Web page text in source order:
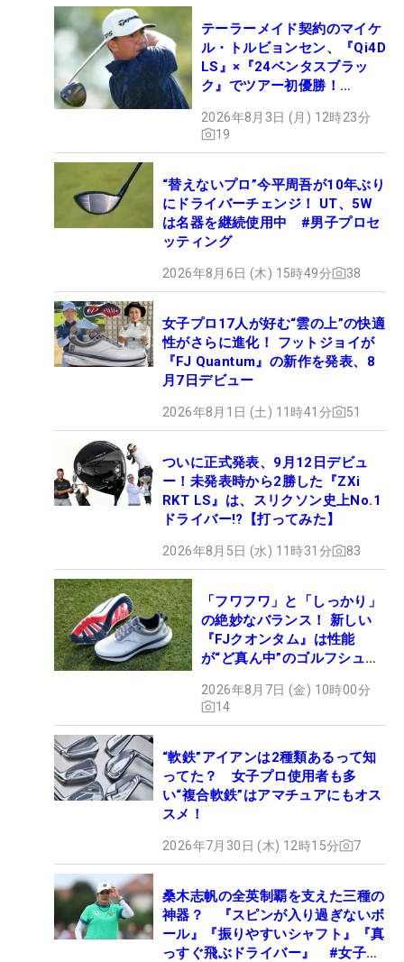
テーラーメイド契約のマイケ
ル・トルビョンセン、『Qi4D
LS』×『24ベンタスブラッ
ク』でツアー初優勝！
2026年8月3日 (月) 12時23分
19
“替えないプロ”今平周吾が10年ぶり
にドライバーチェンジ！ UT、5W
は名器を継続使用中 #男子プロセ
ッティング
2026年8月6日 (木) 15時49分 38
女子プロ17人が好む“雲の上”の快適
性がさらに進化！ フットジョイが
『FJ Quantum』の新作を発表、8
月7日デビュー
2026年8月1日 (土) 11時41分 51
ついに正式発表、9月12日デビュ
ー！未発表時から2勝した『ZXi
RKT LS』は、スリクソン史上No.1
ドライバー!?【打ってみた】
2026年8月5日 (水) 11時31分 83
「フワフワ」と「しっかり」
の絶妙なバランス！ 新しい
『FJクオンタム』は性能
が“ど真ん中”のゴルフシュー
2026年8月7日 (金) 10時00分
14
“軟鉄”アイアンは2種類あるって知
ってた？ 女子プロ使用者も多
い“複合軟鉄”はアマチュアにもオス
スメ！
2026年7月30日 (木) 12時15分 7
桑木志帆の全英制覇を支えた三種の
神器？ 『スピンが入り過ぎないボ
ール』『振りやすいシャフト』『真
っすぐ飛ぶドライバー』 #女子プ